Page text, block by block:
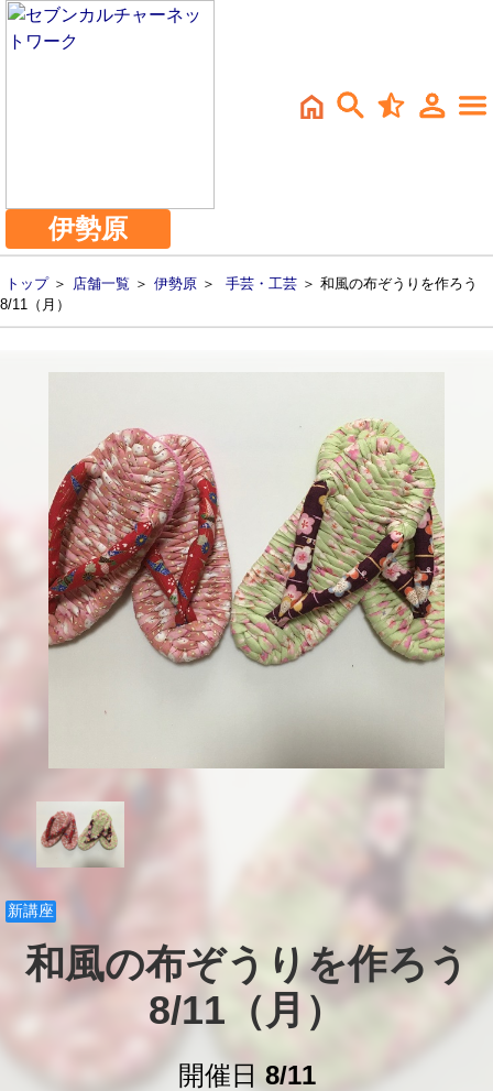
伊勢原
トップ＞ 店舗一覧 ＞ 伊勢原 ＞ 手芸・工芸 ＞ 和風の布ぞうりを作ろう
8/11（月）
新講座
和風の布ぞうりを作ろう
8/11（月）
開催日 8/11